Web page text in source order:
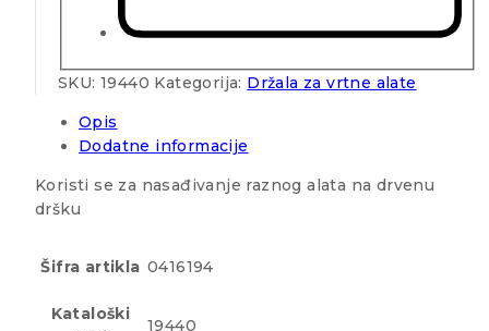
SKU: 19440 Kategorija: Držala za vrtne alate
Opis
Dodatne informacije
Koristi se za nasađivanje raznog alata na drvenu
dršku
Šifra artikla 0416194
Kataloški
19440